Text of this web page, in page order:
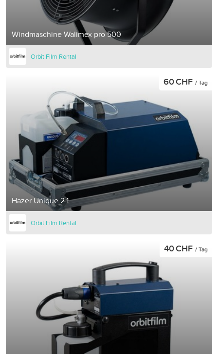
Windmaschine Walimex pro 500
Orbit Film Rental
Hazer Unique 2.1
60 CHF / Tag
Orbit Film Rental
40 CHF / Tag